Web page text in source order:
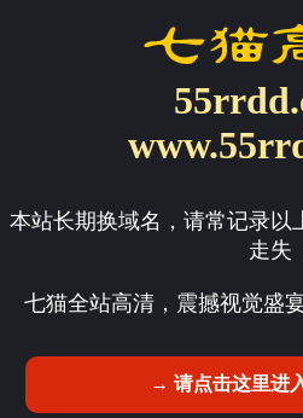
本站长期换域名，请常记录以
走失
七猫全站高清，震撼视觉盛
→ 请点击这里进